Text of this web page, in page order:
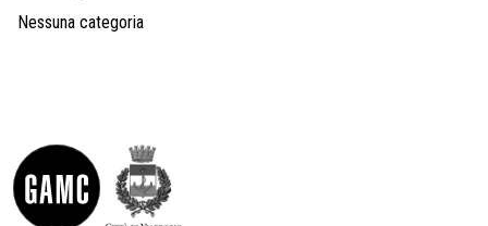
Nessuna categoria